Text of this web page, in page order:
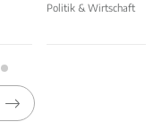
Politik & Wirtschaft